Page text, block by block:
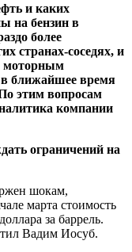
и каких
на бензин в
более
странах-соседях, и
моторным
в ближайшее время
этим вопросам
компании
шокам,
марта стоимость
за баррель.
Вадим Иосуб.